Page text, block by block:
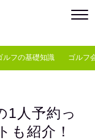
ルフの基礎知識 ゴルフ
1人予約っ
も紹介！